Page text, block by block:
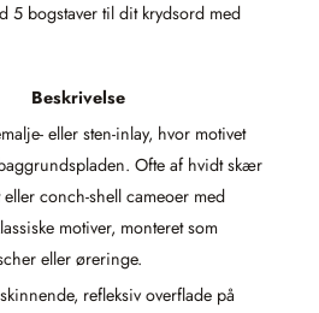
5 bogstaver til dit krydsord med
Beskrivelse
eller sten-inlay, hvor motivet
Ofte af hvidt skær
eller conch-shell cameoer med
motiver, monteret som
eller øreringe.
refleksiv overflade på